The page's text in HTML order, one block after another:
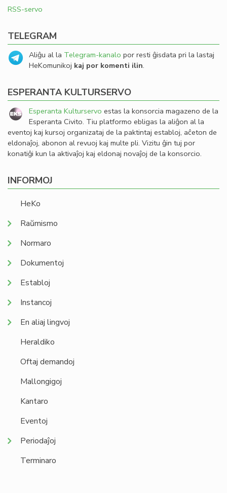
RSS-servo
TELEGRAM
Aliĝu al la Telegram-kanalo por resti ĝisdata pri la lastaj
HeKomunikoj kaj por komenti ilin.
ESPERANTA KULTURSERVO
Esperanta Kulturservo estas la konsorcia magazeno de la
Esperanta Civito. Tiu platformo ebligas la aliĝon al la
eventoj kaj kursoj organizataj de la paktintaj establoj, aĉeton de
eldonaĵoj, abonon al revuoj kaj multe pli. Vizitu ĝin tuj por
konatiĝi kun la aktivaĵoj kaj eldonaj novaĵoj de la konsorcio.
INFORMOJ
HeKo
Raŭmismo
Normaro
Dokumentoj
Establoj
Instancoj
En aliaj lingvoj
Heraldiko
Oftaj demandoj
Mallongigoj
Kantaro
Eventoj
Periodaĵoj
Terminaro